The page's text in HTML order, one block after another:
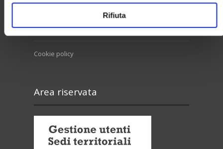
Rifiuta
Cookie policy
Area riservata